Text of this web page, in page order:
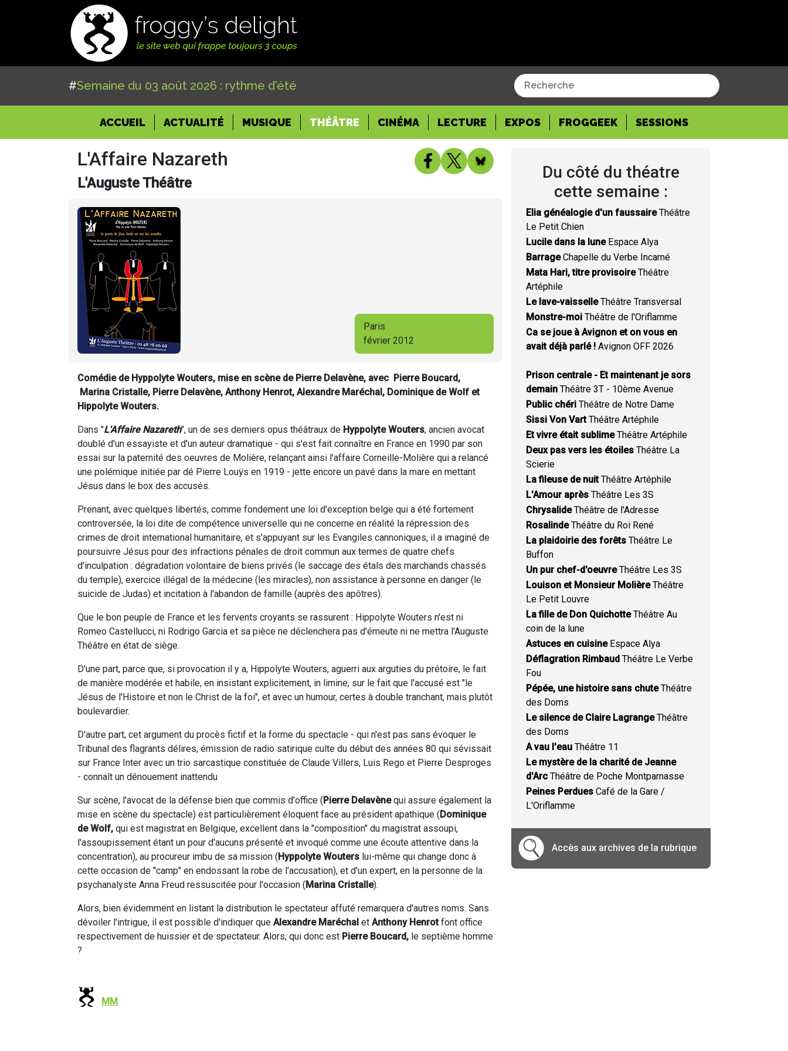
#Semaine du 03 août 2026 : rythme d'été
ACCUEIL(CURRENT)
ACTUALITÉ MUSIQUE THÉÂTRE CINÉMA LECTURE EXPOS FROGGEEK SESSIONS
L'Affaire Nazareth
L'Auguste Théâtre
Paris
février 2012
Comédie de Hyppolyte Wouters, mise en scène de Pierre Delavène, avec Pierre Boucard,
Marina Cristalle, Pierre Delavène, Anthony Henrot, Alexandre Maréchal, Dominique de Wolf et
Hippolyte Wouters.
Dans "L'Affaire Nazareth", un de ses derniers opus théâtraux de Hyppolyte Wouters, ancien avocat
doublé d'un essayiste et d'un auteur dramatique - qui s'est fait connaître en France en 1990 par son
essai sur la paternité des oeuvres de Molière, relançant ainsi l'affaire Corneille-Molière qui a relancé
une polémique initiée par dé Pierre Louÿs en 1919 - jette encore un pavé dans la mare en mettant
Jésus dans le box des accusés.
Prenant, avec quelques libertés, comme fondement une loi d'exception belge qui a été fortement
controversée, la loi dite de compétence universelle qui ne concerne en réalité la répression des
crimes de droit international humanitaire, et s'appuyant sur les Evangiles cannoniques, il a imaginé de
poursuivre Jésus pour des infractions pénales de droit commun aux termes de quatre chefs
d'inculpation : dégradation volontaire de biens privés (le saccage des étals des marchands chassés
du temple), exercice illégal de la médecine (les miracles), non assistance à personne en danger (le
suicide de Judas) et incitation à l'abandon de famille (auprès des apôtres).
Que le bon peuple de France et les fervents croyants se rassurent : Hippolyte Wouters n'est ni
Romeo Castellucci, ni Rodrigo Garcia et sa pièce ne déclenchera pas d'émeute ni ne mettra l'Auguste
Théâtre en état de siège.
D'une part, parce que, si provocation il y a, Hippolyte Wouters, aguerri aux arguties du prétoire, le fait
de manière modérée et habile, en insistant explicitement, in limine, sur le fait que l'accusé est "le
Jésus de l'Histoire et non le Christ de la foi", et avec un humour, certes à double tranchant, mais plutôt
boulevardier.
D'autre part, cet argument du procès fictif et la forme du spectacle - qui n'est pas sans évoquer le
Tribunal des flagrants délires, émission de radio satirique culte du début des années 80 qui sévissait
sur France Inter avec un trio sarcastique constituée de Claude Villers, Luis Rego et Pierre Desproges
- connaît un dénouement inattendu
Sur scène, l'avocat de la défense bien que commis d'office (Pierre Delavènequi assure également la
mise en scène du spectacle) est particulièrement éloquent face au président apathique (Dominique
de Wolf, qui est magistrat en Belgique, excellent dans la "composition" du magistrat assoupi,
l'assoupissement étant un pour d'aucuns présenté et invoqué comme une écoute attentive dans la
concentration), au procureur imbu de sa mission (Hyppolyte Wouters lui-même qui change donc à
cette occasion de "camp" en endossant la robe de l'accusation), et d'un expert, en la personne de la
psychanalyste Anna Freud ressuscitée pour l'occasion (Marina Cristalle).
Alors, bien évidemment en listant la distribution le spectateur affuté remarquera d'autres noms. Sans
dévoiler l'intrigue, il est possible d'indiquer que Alexandre Maréchal et Anthony Henrotfont office
respectivement de huissier et de spectateur. Alors, qui donc est Pierre Boucard, le septième homme
?
MM
Du côté du théatre
cette semaine :
Elia généalogie d'un faussaireThéâtre
Le Petit Chien
Lucile dans la luneEspace Alya
BarrageChapelle du Verbe Incarné
Mata Hari, titre provisoireThéâtre
Artéphile
Le lave-vaisselleThéâtre Transversal
Monstre-moi Théâtre de l'Oriflamme
Ca se joue à Avignon et on vous en
avait déjà parlé ! Avignon OFF 2026
Prison centrale - Et maintenant je sors
demain Théâtre 3T - 10ème Avenue
Public chéri Théâtre de Notre Dame
Sissi Von VartThéâtre Artéphile
Et vivre était sublimeThéâtre Artéphile
Deux pas vers les étoiles Théâtre La
Scierie
La fileuse de nuitThéâtre Artéphile
L'Amour après Théâtre Les 3S
ChrysalideThéâtre de l'Adresse
RosalindeThéâtre du Roi René
La plaidoirie des forêts Théâtre Le
Buffon
Un pur chef-d'oeuvreThéâtre Les 3S
Louison et Monsieur MolièreThéâtre
Le Petit Louvre
La fille de Don QuichotteThéâtre Au
coin de la lune
Astuces en cuisineEspace Alya
Déflagration Rimbaud Théâtre Le Verbe
Fou
Pépée, une histoire sans chuteThéâtre
des Doms
Le silence de Claire LagrangeThéâtre
des Doms
A vau l'eau Théâtre 11
Le mystère de la charité de Jeanne
d'Arc Théâtre de Poche Montparnasse
Peines Perdues Café de la Gare /
L'Oriflamme
Accès aux archives de la rubrique